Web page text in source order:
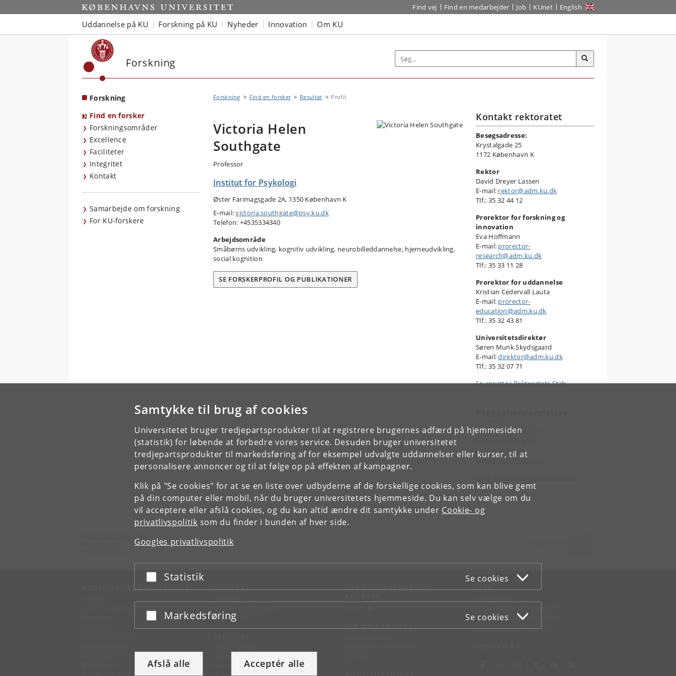
Samtykke til brug af cookies
Universitetet bruger tredjepartsprodukter til at registrere brugernes adfærd på hjemmesiden
(statistik) for løbende at forbedre vores service. Desuden bruger universitetet
tredjepartsprodukter til markedsføring af for eksempel udvalgte uddannelser eller kurser, til at
personalisere annoncer og til at følge op på effekten af kampagner.
Klik på "Se cookies" for at se en liste over udbyderne af de forskellige cookies, som kan blive gemt
på din computer eller mobil, når du bruger universitetets hjemmeside. Du kan selv vælge om du
vil acceptere eller afslå cookies, og du kan altid ændre dit samtykke under Cookie- og
privatlivspolitik som du finder i bunden af hver side.
Googles privatlivspolitik
Acceptér eller afslå
Statistik Se cookies
Acceptér eller afslå
Markedsføring Se cookies
Afslå alle Acceptér alle
Start Find vej Find en medarbejder Job KUnet English
Uddannelse på KU Forskning på KU Nyheder Innovation Om KU
Forskning
Forskning
Find en forsker
Forskningsområder
Excellence
Faciliteter
Integritet
Kontakt
Samarbejde om forskning
For KU-forskere
Forskning Find en forsker Resultat Profil
Victoria Helen
Southgate
Professor
Institut for Psykologi
Øster Farimagsgade 2A, 1350 København K
E-mail:victoria.southgate@psy.ku.dk
Telefon: +4535334340
Arbejdsområde
Småbørns udvikling, kognitiv udvikling, neurobilleddannelse, hjerneudvikling,
social kognition
SE FORSKERPROFIL OG PUBLIKATIONER
Kontakt rektoratet
Besøgsadresse:
Krystalgade 25
1172 København K
Rektor
David Dreyer Lassen
E-mail: rektor@adm.ku.dk
Tlf.: 35 32 44 12
Prorektor for forskning og
innovation
Eva Hoffmann
E-mail: prorector-
research@adm.ku.dk
Tlf.: 35 33 11 28
Prorektor for uddannelse
Kristian Cedervall Lauta
E-mail: prorector-
education@adm.ku.dk
Tlf.: 35 32 43 81
Universitetsdirektør
Søren Munk Skydsgaard
E-mail:direktor@adm.ku.dk
Tlf.: 35 32 07 71
Se ansatte i Rektoratets Stab
Kontakt vicedirektør
Jes Højen Razga
E-mail:jhr@adm.ku.dk
KØBENHAVNS UNIVERSITET KONTAKT
Kontakt KU
Merchandise
FOR STUDERENDE OG
JOB OG KARRIERE
WEB
Tilgængelighedserklæring
Informationssikkerhed